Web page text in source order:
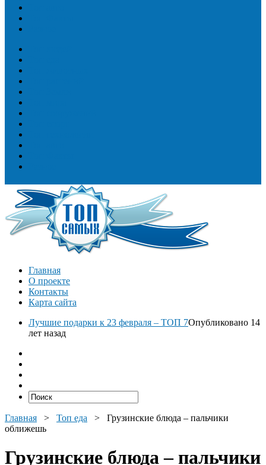
Главная
О проекте
Контакты
Карта сайта
Лучшие подарки к 23 февраля – ТОП 7Опубликовано 14
лет назад
Главная > Топ еда > Грузинские блюда – пальчики
оближешь
Грузинские блюда – пальчики